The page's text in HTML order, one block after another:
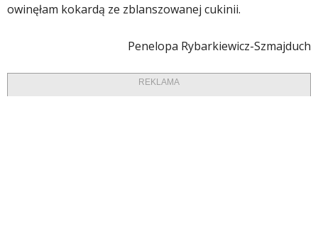
owinęłam kokardą ze zblanszowanej cukinii.
Penelopa Rybarkiewicz-Szmajduch
REKLAMA